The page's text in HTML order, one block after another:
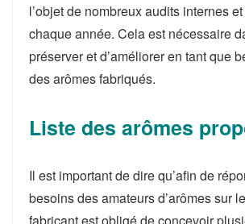
l’objet de nombreux audits internes
chaque année. Cela est nécessaire
préserver et d’améliorer en tant que
des arômes fabriqués.
Liste des arômes
Il est important de dire qu’afin de
besoins des amateurs d’arômes sur